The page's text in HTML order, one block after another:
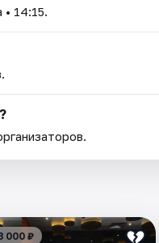
• 14:15.
000 ₽